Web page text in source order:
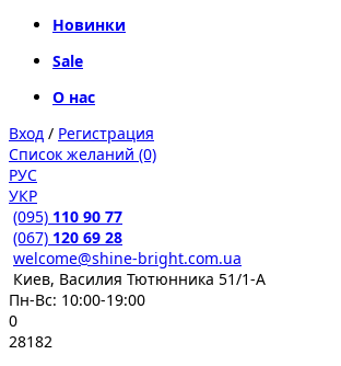
Новинки
Sale
О нас
Вход / Регистрация
Список желаний (0)
РУС
УКР
(095) 110 90 77
(067) 120 69 28
welcome@shine-bright.com.ua
Киев, Василия Тютюнника 51/1-А
Пн-Вс: 10:00-19:00
0
28182